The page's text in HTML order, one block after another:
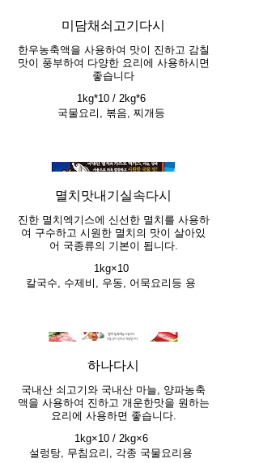
미담채쇠고기다시
한우농축액을 사용하여 맛이 진하고 감칠
맛이 풍부하여 다양한 요리에 사용하시면
좋습니다
1kg*10 / 2kg*6
국물요리, 볶음, 찌개등
멸치맛내기실속다시
진한 멸치엑기스에 신선한 멸치를 사용하
여 구수하고 시원한 멸치의 맛이 살아있
어 국종류의 기본이 됩니다.
1kg×10
칼국수, 수제비, 우동, 어묵요리등 용
하나다시
국내산 쇠고기와 국내산 마늘, 양파농축
액을 사용하여 진하고 개운한맛을 원하는
요리에 사용하면 좋습니다.
1kg×10 / 2kg×6
설렁탕, 무침요리, 각종 국물요리용